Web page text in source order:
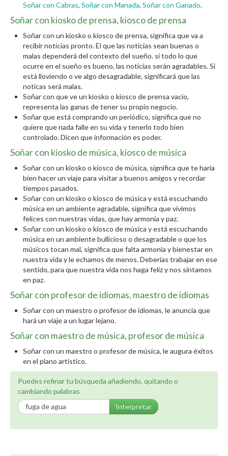
Soñar con Cabras, Soñar con Manada, Soñar con Ganado.
Soñar con kiosko de prensa, kiosco de prensa
Soñar con un kiosko o kiosco de prensa, significa que va a
recibir noticias pronto. El que las noticias sean buenas o
malas dependerá del contexto del sueño. si todo lo que
ocurre en el sueño es bueno, las noticias serán agradables. Si
está lloviendo o ve algo desagradable, significará que las
noticas será malas.
Soñar con que ve un kiosko o kiosco de prensa vacío,
representa las ganas de tener su propio negocio.
Soñar que está comprando un periódico, significa que no
quiere que nada falle en su vida y tenerlo todo bien
controlado. Dicen que información es poder.
Soñar con kiosko de música, kiosco de música
Soñar con un kiosko o kiosco de música, significa que te haría
bien hacer un viaje para visitar a buenos amigos y recordar
tiempos pasados.
Soñar con un kiosko o kiosco de música y está escuchando
música en un ambiente agradable, significa que vivimos
felices con nuestras vidas, que hay armonía y paz.
Soñar con un kiosko o kiosco de música y está escuchando
música en un ambiente bullicioso o desagradable o que los
músicos tocan mal, significa que falta armonía y bienestar en
nuestra vida y le echamos de menos. Deberías trabajar en ese
sentido, para que nuestra vida nos haga feliz y nos sintamos
en paz.
Soñar con profesor de idiomas, maestro de idiomas
Soñar con un maestro o profesor de idiomas, le anuncia que
hará un viaje a un lugar lejano.
Soñar con maestro de música, profesor de música
Soñar con un maestro o profesor de música, le augura éxitos
en el plano artístico.
Puedes refinar tu búsqueda añadiendo, quitando o
cambiando palabras
Interpretar